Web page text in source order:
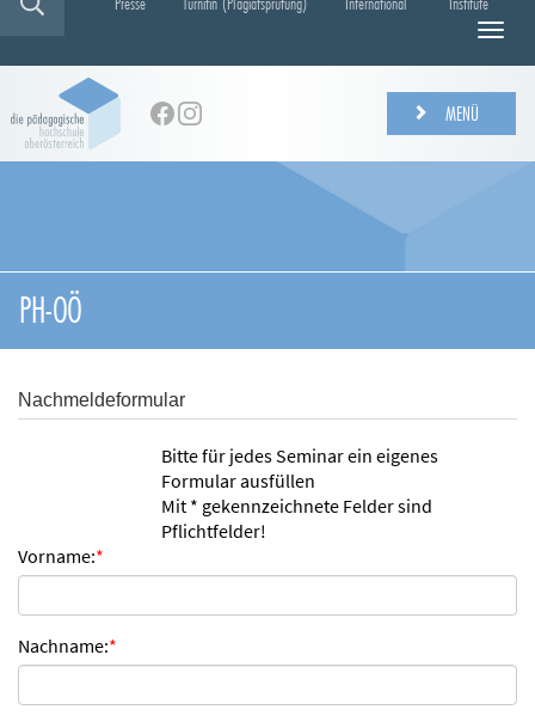
N
g
a
e
MENÜ
PH-OÖ
Nachmeldeformular
Bitte für jedes Seminar ein eigenes
Formular ausfüllen
Mit * gekennzeichnete Felder sind
Pflichtfelder!
Vorname:*
Nachname:*